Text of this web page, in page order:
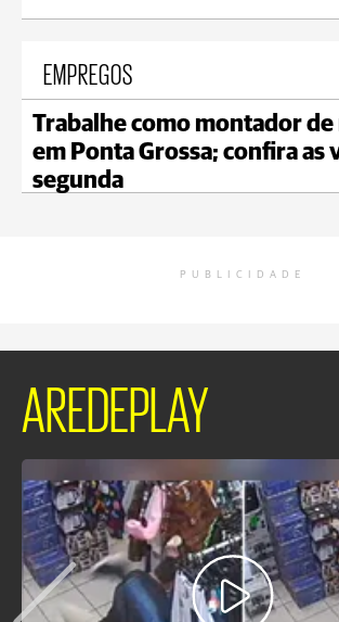
EMPREGOS
Trabalhe como montador de
em Ponta Grossa; confira as
segunda
PUBLICIDADE
AREDEPLAY